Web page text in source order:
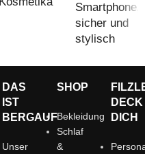
Smartphone,
sicher und
stylisch
DAS
IST
BERGAUF
Unser
SHOP
Bekleidung
Schlaf
&
DECK
DICH